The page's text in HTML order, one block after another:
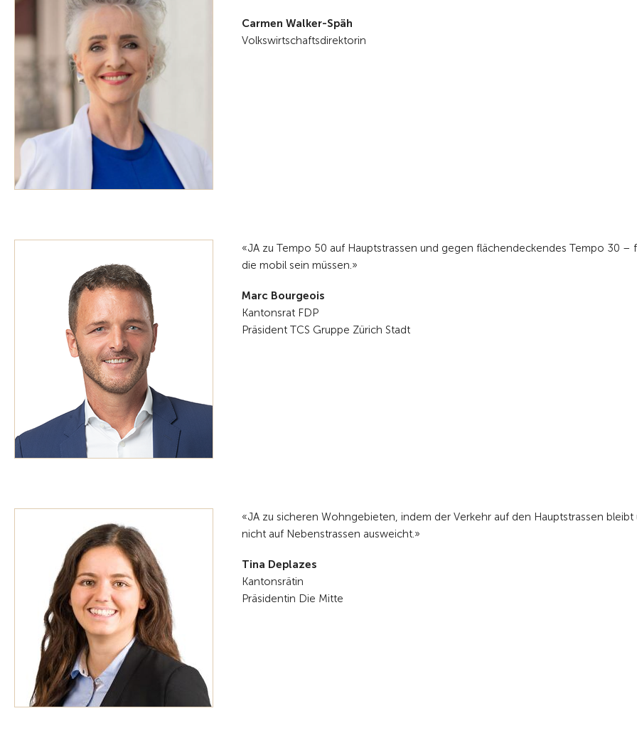
Carmen Walker-Späh
Volkswirtschaftsdirektorin
«JA zu Tempo 50 auf Hauptstrassen und gegen flächendeckendes Tempo 30 –
die mobil sein müssen.»
Marc Bourgeois
Kantonsrat FDP
Präsident TCS Gruppe Zürich Stadt
«JA zu sicheren Wohngebieten, indem der Verkehr auf den Hauptstrassen bleibt
nicht auf Nebenstrassen ausweicht.»
Tina Deplazes
Kantonsrätin
Präsidentin Die Mitte